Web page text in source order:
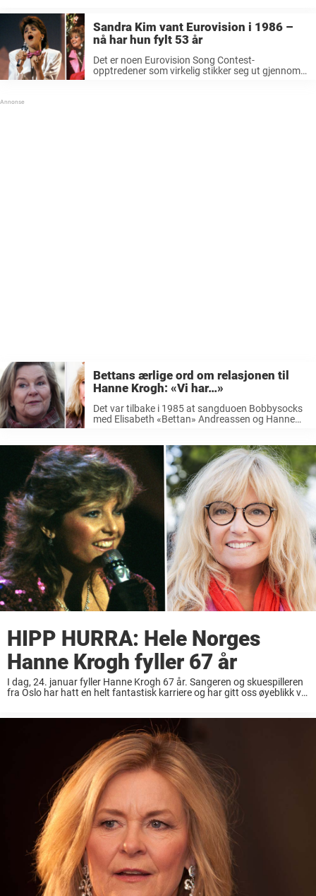
Sandra Kim vant Eurovision i 1986 –
nå har hun fylt 53 år
Det er noen Eurovision Song Contest-
opptredener som virkelig stikker seg ut gjennom
Bettans ærlige ord om relasjonen til
Hanne Krogh: «Vi har…»
Det var tilbake i 1985 at sangduoen Bobbysocks
med Elisabeth «Bettan» Andreassen og Hanne
storm. Snart 40 år etter ...
HIPP HURRA: Hele Norges
Hanne Krogh fyller 67 år
I dag, 24. januar fyller Hanne Krogh 67 år. Sangeren og skuespilleren
fra Oslo har hatt en helt fantastisk karriere og har gitt oss øyeblikk vi